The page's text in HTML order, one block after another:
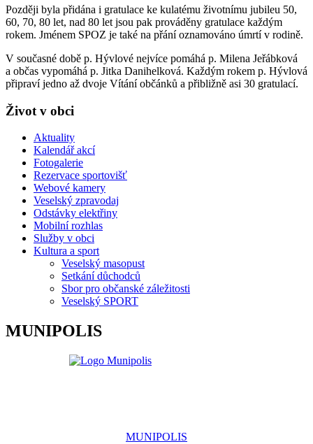
Později byla přidána i gratulace ke kulatému životnímu jubileu 50,
60, 70, 80 let, nad 80 let jsou pak prováděny gratulace každým
rokem. Jménem SPOZ je také na přání oznamováno úmrtí v rodině.
V současné době p. Hývlové nejvíce pomáhá p. Milena Jeřábková
a občas vypomáhá p. Jitka Danihelková. Každým rokem p. Hývlová
připraví jedno až dvoje Vítání občánků a přibližně asi 30 gratulací.
Život v obci
Aktuality
Kalendář akcí
Fotogalerie
Rezervace sportovišť
Webové kamery
Veselský zpravodaj
Odstávky elektřiny
Mobilní rozhlas
Služby v obci
Kultura a sport
Veselský masopust
Setkání důchodců
Sbor pro občanské záležitosti
Veselský SPORT
MUNIPOLIS
MUNIPOLIS